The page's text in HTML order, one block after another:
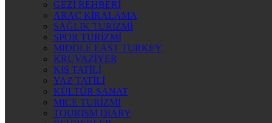
GEZİ REHBERİ
ARAÇ KİRALAMA
SAĞLIK TURİZMİ
SPOR TURİZMİ
MIDDLE EAST TURKEY
KRUVAZİYER
KIŞ TATİLİ
YAZ TATİLİ
KÜLTÜR SANAT
MICE TURİZMİ
TOURISM DIARY